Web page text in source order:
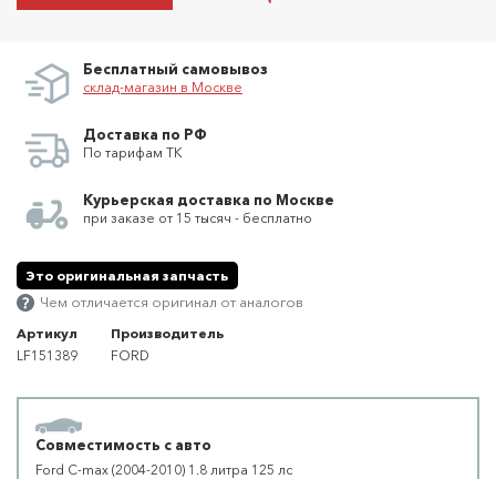
Бесплатный самовывоз
склад-магазин в Москве
Доставка по РФ
По тарифам ТК
Курьерская доставка по Москве
при заказе от 15 тысяч - бесплатно
Это оригинальная запчасть
Чем отличается оригинал от аналогов
Артикул
LF151389
Производитель
FORD
Совместимость с авто
Ford C-max (2004-2010) 1.8 литра 125 лс